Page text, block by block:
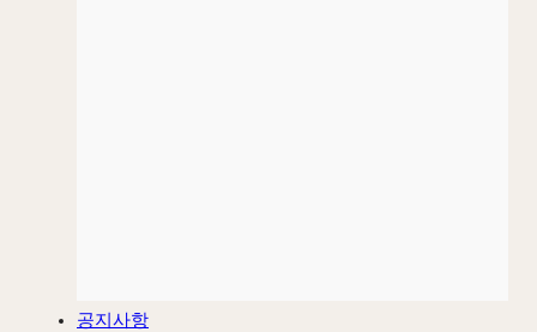
공지사항